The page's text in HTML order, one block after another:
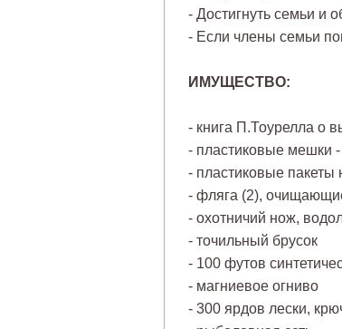
- Достигнуть семьи и
- Если члены семьи
ИМУЩЕСТВО:
- книга П.Тоурелла о
- пластиковые мешки -
- пластиковые пакеты
- фляга (2),
- охотничий нож,
- точильный брусок
- 100 футов
- магниевое огниво
- 300 ярдов лески,